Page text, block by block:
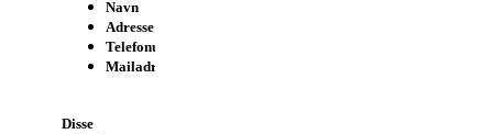
Navn
Adresse
Telefonummer
Mailadresse
Disse